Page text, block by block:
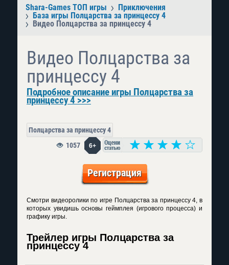
Shara-Games ТОП игры
Приключения
База игры Полцарства за принцессу 4
Видео Полцарства за принцессу 4
Видео Полцарства за
принцессу 4
Подробное описание игры Полцарства за
принцессу 4 >>>
Полцарства за принцессу 4
6+
1057
Регистрация
Смотри видеоролики по игре Полцарства за принцессу 4, в
которых увидишь основы геймплея (игрового процесса) и
графику игры.
Трейлер игры Полцарства за
принцессу 4